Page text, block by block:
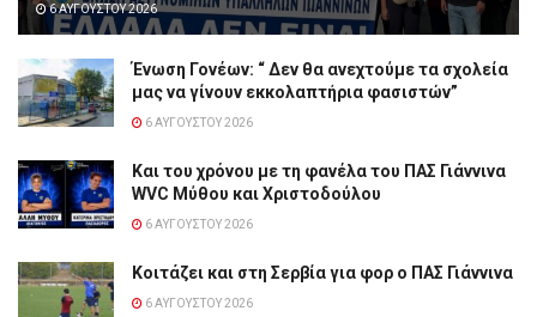
6 ΑΥΓΟΎΣΤΟΥ 2026
Ένωση Γονέων: “ Δεν θα ανεχτούμε τα σχολεία
μας να γίνουν εκκολαπτήρια φασιστών”
6 ΑΥΓΟΎΣΤΟΥ 2026
Και του χρόνου με τη φανέλα του ΠΑΣ Γιάννινα
WVC Μύθου και Χριστοδούλου
6 ΑΥΓΟΎΣΤΟΥ 2026
Κοιτάζει και στη Σερβία για φορ ο ΠΑΣ Γιάννινα
6 ΑΥΓΟΎΣΤΟΥ 2026